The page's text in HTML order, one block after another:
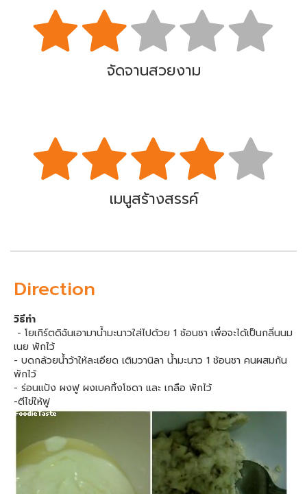
จัดจานสวยงาม
เมนูสร้างสรรค์
Direction
วิธีทำ
- โยเกิร์ตดิฉันเอามาน้ำมะนาวใส่ไปด้วย 1 ช้อนชา เพื่อจะได้เป็นกลิ่นนม
เนย พักไว้
- บดกล้วยน้ำว้าให้ละเอียด เติมวานิลา น้ำมะนาว 1 ช้อนชา คนผสมกัน
พักไว้
- ร่อนแป้ง ผงฟู ผงเบคกิ้งโซดา และ เกลือ พักไว้
-ตีไข่ให้ฟู